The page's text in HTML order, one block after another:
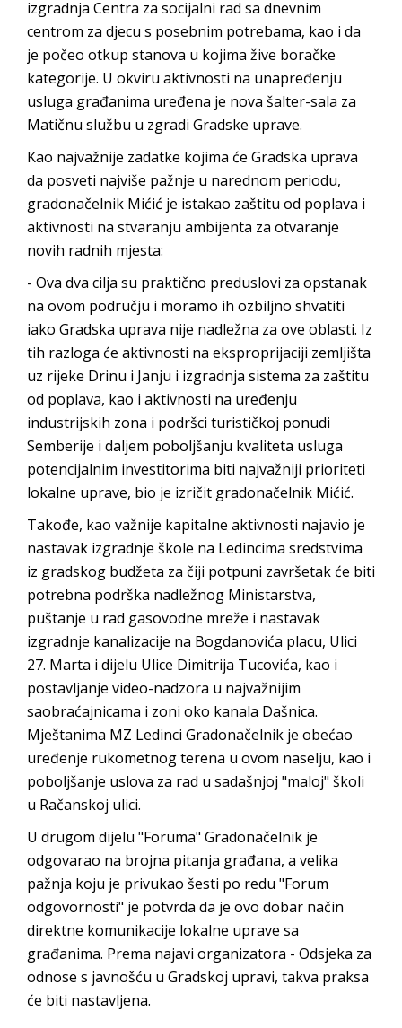
izgradnja Centra za socijalni rad sa dnevnim
centrom za djecu s posebnim potrebama, kao i da
je počeo otkup stanova u kojima žive boračke
kategorije. U okviru aktivnosti na unapređenju
usluga građanima uređena je nova šalter-sala za
Matičnu službu u zgradi Gradske uprave.
Kao najvažnije zadatke kojima će Gradska uprava
da posveti najviše pažnje u narednom periodu,
gradonačelnik Mićić je istakao zaštitu od poplava i
aktivnosti na stvaranju ambijenta za otvaranje
novih radnih mjesta:
- Ova dva cilja su praktično preduslovi za opstanak
na ovom području i moramo ih ozbiljno shvatiti
iako Gradska uprava nije nadležna za ove oblasti. Iz
tih razloga će aktivnosti na eksproprijaciji zemljišta
uz rijeke Drinu i Janju i izgradnja sistema za zaštitu
od poplava, kao i aktivnosti na uređenju
industrijskih zona i podršci turističkoj ponudi
Semberije i daljem poboljšanju kvaliteta usluga
potencijalnim investitorima biti najvažniji prioriteti
lokalne uprave, bio je izričit gradonačelnik Mićić.
Takođe, kao važnije kapitalne aktivnosti najavio je
nastavak izgradnje škole na Ledincima sredstvima
iz gradskog budžeta za čiji potpuni završetak će biti
potrebna podrška nadležnog Ministarstva,
puštanje u rad gasovodne mreže i nastavak
izgradnje kanalizacije na Bogdanovića placu, Ulici
27. Marta i dijelu Ulice Dimitrija Tucovića, kao i
postavljanje video-nadzora u najvažnijim
saobraćajnicama i zoni oko kanala Dašnica.
Mještanima MZ Ledinci Gradonačelnik je obećao
uređenje rukometnog terena u ovom naselju, kao i
poboljšanje uslova za rad u sadašnjoj "maloj" školi
u Račanskoj ulici.
U drugom dijelu "Foruma" Gradonačelnik je
odgovarao na brojna pitanja građana, a velika
pažnja koju je privukao šesti po redu "Forum
odgovornosti" je potvrda da je ovo dobar način
direktne komunikacije lokalne uprave sa
građanima. Prema najavi organizatora - Odsjeka za
odnose s javnošću u Gradskoj upravi, takva praksa
će biti nastavljena.